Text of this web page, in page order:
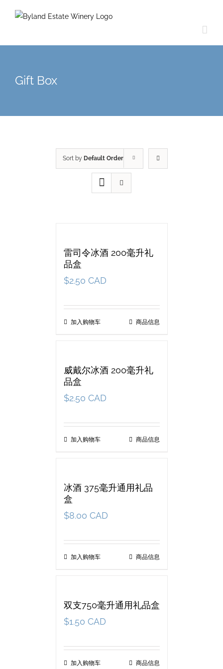
Gift Box
Sort by Default Order
雷司令冰酒 200毫升礼
品盒
$2.50 CAD
加入购物车 商品信息
威戴尔冰酒 200毫升礼
品盒
$2.50 CAD
加入购物车 商品信息
冰酒 375毫升通用礼品
盒
$8.00 CAD
加入购物车 商品信息
双支750毫升通用礼品盒
$1.50 CAD
加入购物车 商品信息